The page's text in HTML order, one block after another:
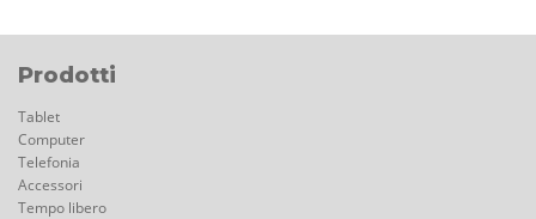
Prodotti
Tablet
Computer
Telefonia
Accessori
Tempo libero